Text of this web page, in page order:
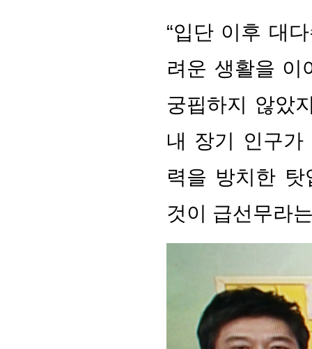
“입단 이후 대
려운 생활을 이
궁핍하지 않았
내 장기 인구가
력을 방치한
것이 급선무라